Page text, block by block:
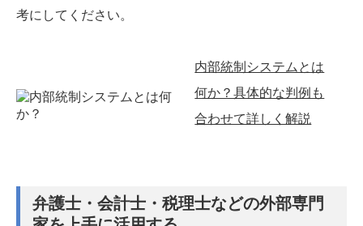
考にしてください。
内部統制システムとは
何か？具体的な判例も
合わせて詳しく解説
弁護士・会計士・税理士などの外部専門